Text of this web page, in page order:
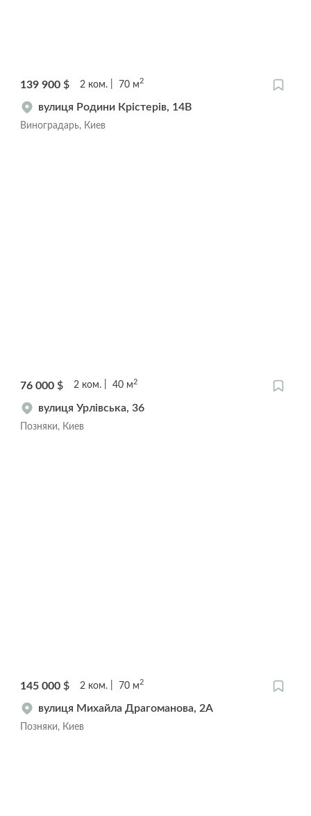
139 900 $ 2 ком. 70 м2
вулиця Родини Крістерів, 14B
Виноградарь, Киев
76 000 $ 2 ком. 40 м 2
вулиця Урлівська, 36
Позняки, Киев
145 000 $ 2 ком. 70 м2
вулиця Михайла Драгоманова, 2А
Позняки, Киев